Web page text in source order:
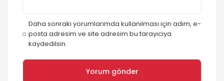
Daha sonraki yorumlarımda kullanılması için adım, e-
posta adresim ve site adresim bu tarayıcıya
kaydedilsin.